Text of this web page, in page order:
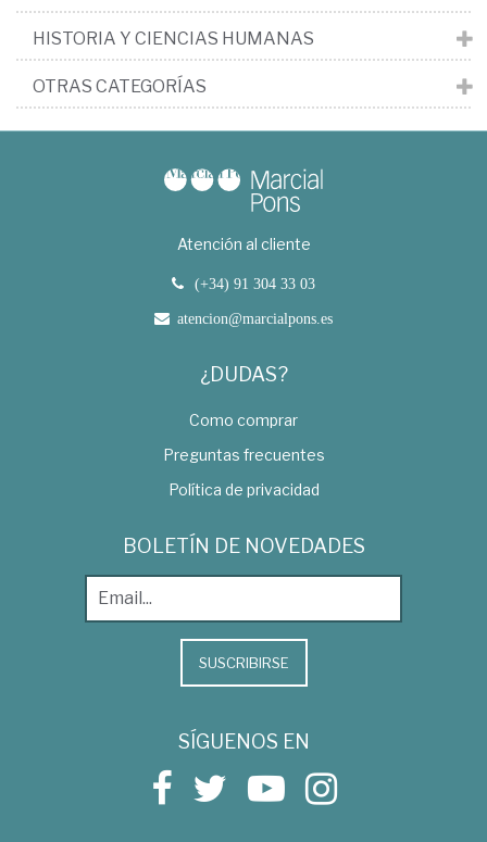
HISTORIA Y CIENCIAS HUMANAS
OTRAS CATEGORÍAS
Atención al cliente
(+34) 91 304 33 03
atencion@marcialpons.es
¿DUDAS?
Como comprar
Preguntas frecuentes
Política de privacidad
BOLETÍN DE NOVEDADES
SUSCRIBIRSE
SÍGUENOS EN